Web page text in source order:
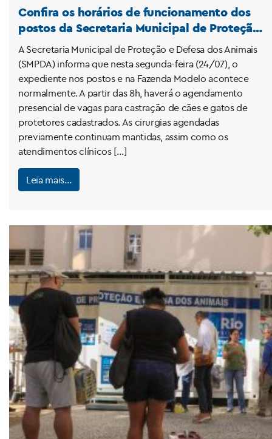
Confira os horários de funcionamento dos
postos da Secretaria Municipal de Proteção
e Defesa dos Animais nesta segunda-feira
A Secretaria Municipal de Proteção e Defesa dos Animais
(SMPDA) informa que nesta segunda-feira (24/07), o
expediente nos postos e na Fazenda Modelo acontece
normalmente. A partir das 8h, haverá o agendamento
presencial de vagas para castração de cães e gatos de
protetores cadastrados. As cirurgias agendadas
previamente continuam mantidas, assim como os
atendimentos clínicos […]
Leia mais…